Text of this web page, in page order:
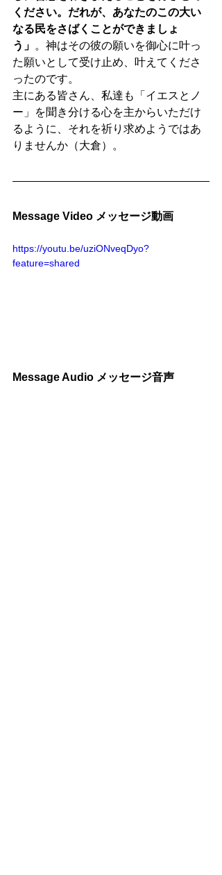
ください。だれが、あなたのこの大い
なる民をさばくことができましょ
う」 。神はその彼の願いを御心に叶っ
た願いとして受け止め、叶えてくださ
ったのです。
主にある皆さん、私達も「イエスとノ
ー」を聞き分ける心を主からいただけ
るように、それを祈り求めようではあ
りませんか（大倉）。
Message Video メッセージ動画
https://youtu.be/uziONveqDyo?
feature=shared
Message Audio メッセージ音声